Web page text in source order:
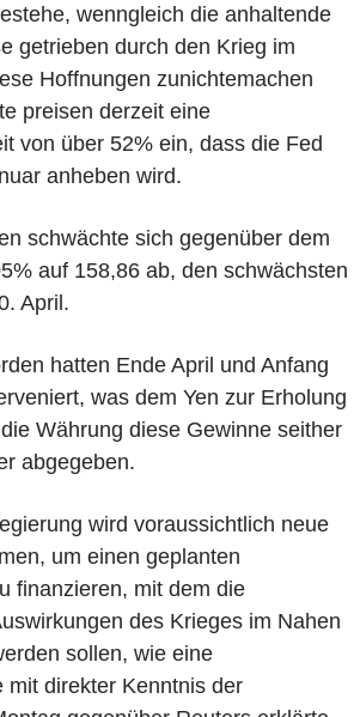
wenngleich die anhaltende
getrieben durch den Krieg im
Hoffnungen zunichtemachen
preisen derzeit eine
von über 52% ein, dass die Fed
anheben wird.
schwächte sich gegenüber dem
auf 158,86 ab, den schwächsten
April.
hatten Ende April und Anfang
was dem Yen zur Erholung
Währung diese Gewinne seither
abgegeben.
wird voraussichtlich neue
um einen geplanten
finanzieren, mit dem die
des Krieges im Nahen
sollen, wie eine
mit direkter Kenntnis der